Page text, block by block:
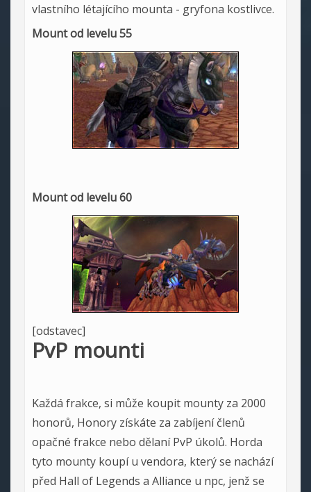
vlastního létajícího mounta - gryfona kostlivce.
Mount od levelu 55
Mount od levelu 60
[odstavec]
PvP mounti
Každá frakce, si může koupit mounty za 2000
honorů, Honory získáte za zabíjení členů
opačné frakce nebo dělaní PvP úkolů. Horda
tyto mounty koupí u vendora, který se nachází
před Hall of Legends a Alliance u npc, jenž se